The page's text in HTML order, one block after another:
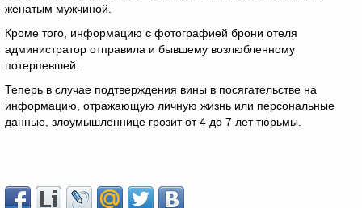
женатым мужчиной.
Кроме того, информацию с фотографией брони отеля
администратор отправила и бывшему возлюбленному
потерпевшей.
Теперь в случае подтверждения вины в посягательстве на
информацию, отражающую личную жизнь или персональные
данные, злоумышленнице грозит от 4 до 7 лет тюрьмы.